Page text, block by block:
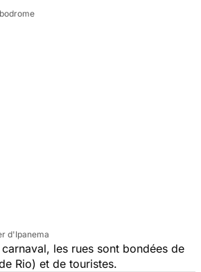
d'Ipanema
les rues sont bondées de
Rio) et de touristes.